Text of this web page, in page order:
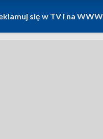
się w TV i na WWW